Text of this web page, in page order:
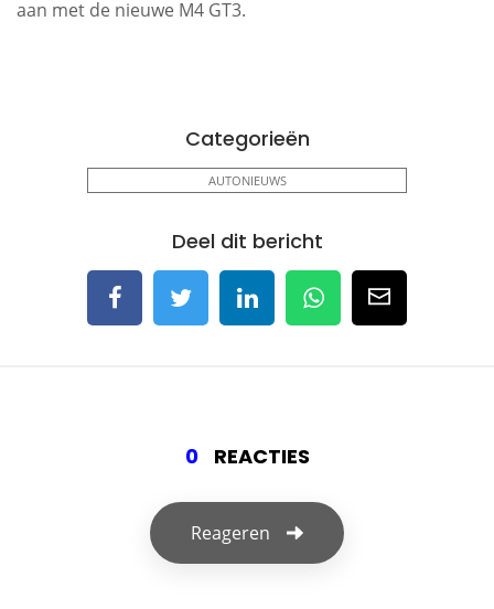
aan met de nieuwe M4 GT3.
Categorieën
AUTONIEUWS
Deel dit bericht
0 REACTIES
Reageren